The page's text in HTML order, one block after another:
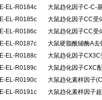
E-EL-R0184c
大鼠趋化因子C-C-
E-EL-R0185c
大鼠趋化因子CC受
E-EL-R0186c
大鼠趋化因子CC受
E-EL-R0187c
大鼠硬脂酰辅酶A
E-EL-R0188c
大鼠趋化因子
E-EL-R0189c
大鼠趋化因子CXC
E-EL-R0190c
大鼠趋化素样因子
E-EL-R0191c
大鼠趋化素样因子